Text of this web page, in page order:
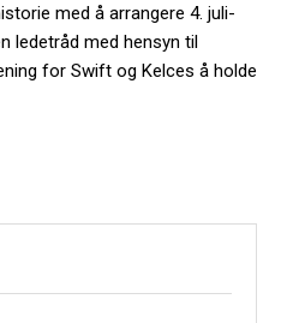
med å arrangere 4. juli-
ledetråd med hensyn til
for Swift og Kelces å holde